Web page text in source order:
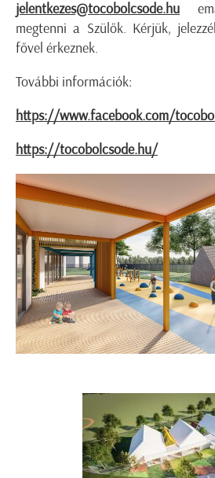
jelentkezes@tocobolcsode.hu
megtenni a Szülők. Kérjük,
fővel érkeznek.
További információk:
https://www.facebook.com/
https://tocobolcsode.hu/